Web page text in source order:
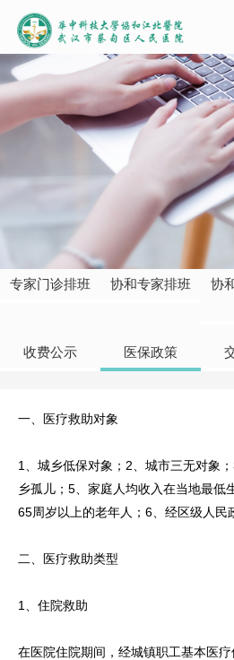
专家门诊排班 协和专家排班
协
收费公示 医保政策
一、医疗救助对象
1、城乡低保对象；2、城市三无对象
乡孤儿；5、家庭人均收入在当地最低
65周岁以上的老年人；6、经区级人民
二、医疗救助类型
1、住院救助
在医院住院期间，经城镇职工基本医疗